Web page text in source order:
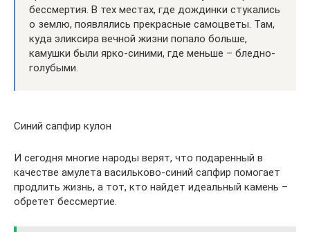
бессмертия. В тех местах, где дождинки стукались
о землю, появлялись прекрасные самоцветы. Там,
куда эликсира вечной жизни попало больше,
камушки были ярко-синими, где меньше – бледно-
голубыми.
Синий сапфир кулон
И сегодня многие народы верят, что подаренный в
качестве амулета васильково-синий сапфир помогает
продлить жизнь, а тот, кто найдет идеальный камень –
обретет бессмертие.